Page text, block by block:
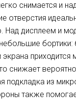
снимается и
отверстия
Над дисплеем и
бортики:
приходится
снижает
подкладка из
также